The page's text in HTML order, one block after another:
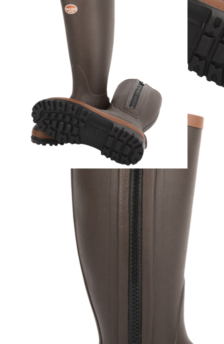
Braune Gummistiefel aus strapazierfähigem Qualitätskautschuk. Mit
Neoprenfutter, leichtgängigem seitlichen Reißverschluss und
zusätzlich herausnehmbarer Innensohle.
- hervorragender, bewährter Leisten
- empfohlen bis -25°C
- seitlicher Reißverschluss zum bequemen Einstieg
- griffige, selbstreinigende Mehrkomponenten-Sohle
- Neopren Innenfutter
- Ausziehhilfe
Obermaterial: 100 % Kautschuk
Futter: 100 % Neopren
Im Rahmen der EU-Verordnung sind wir verpflichtet, Informationen
über den verantwortlichen Wirtschaftsakteur bereitzustellen. Dieser
ist für die Einhaltung der EU-Vorschriften zu unseren Produkten
Verantwortlicher Wirtschaftsakteur gemäß EU-Verordnung:
KIND ALBRECHT GMBH
HERMANN-KIND-STR. 18
51645 GUMMERSBACH-HUNSTIG, Deutschland
PAREYSHOP – Der Onlineshop für &Angeln
Telefon: +49 (0) 2604 / 978 888
kundencenter@paulparey.de